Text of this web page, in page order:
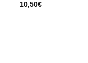
10,50€